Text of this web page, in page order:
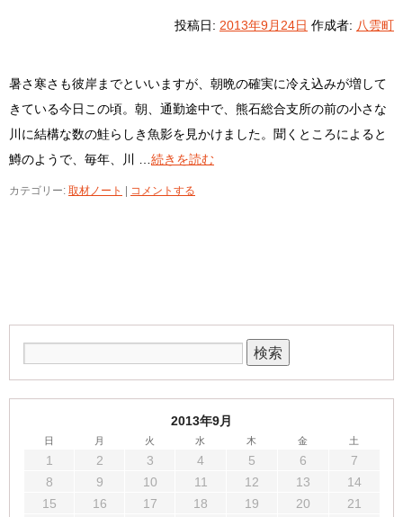
投稿日: 2013年9月24日 作成者: 八雲町
暑さ寒さも彼岸までといいますが、朝晩の確実に冷え込みが増して
きている今日この頃。朝、通勤途中で、熊石総合支所の前の小さな
川に結構な数の鮭らしき魚影を見かけました。聞くところによると
鱒のようで、毎年、川 … 続きを読む
カテゴリー: 取材ノート コメントする
2013年9月
日 月 火 水 木 金 土
1 2 3 4 5 6
7
8
9 10 11 12 13
14
15
16 17 18 19 20
21